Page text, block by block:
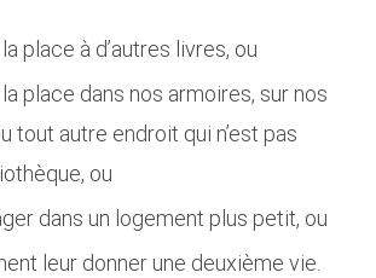
place à d’autres livres, ou
place dans nos armoires, sur nos
tout autre endroit qui n’est pas
ou
dans un logement plus petit, ou
leur donner une deuxième vie.